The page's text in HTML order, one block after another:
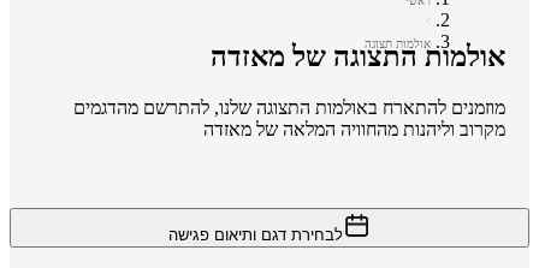
אולמות תצוגה
אולמות התצוגה של מאזדה
מוזמנים להתארח באולמות התצוגה שלנו, להתרשם מהדגמים
מקרוב וליהנות מהחוויה המלאה של מאזדה
לבחירת דגם ותיאום פגישה